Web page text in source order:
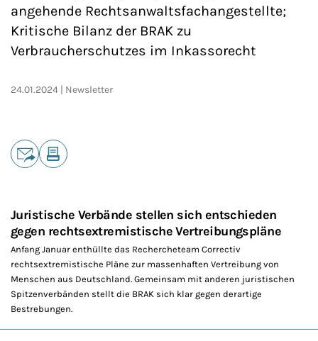
angehende Rechtsanwaltsfachangestellte;
Kritische Bilanz der BRAK zu
Verbraucherschutzes im Inkassorecht
24.01.2024 Newsletter
Teilen
Juristische Verbände stellen sich entschieden
gegen rechtsextremistische Vertreibungspläne
Anfang Januar enthüllte das Rechercheteam Correctiv
rechtsextremistische Pläne zur massenhaften Vertreibung von
Menschen aus Deutschland. Gemeinsam mit anderen juristischen
Spitzenverbänden stellt die BRAK sich klar gegen derartige
Bestrebungen.